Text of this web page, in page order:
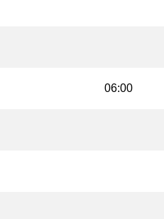
06:00